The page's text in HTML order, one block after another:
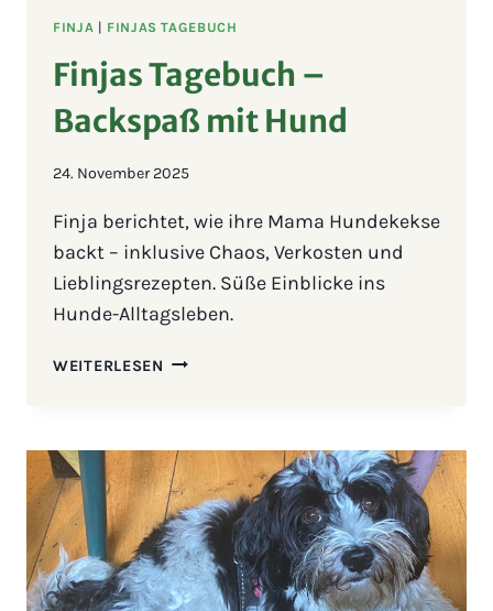
FINJA | FINJAS TAGEBUCH
Finjas Tagebuch –
Backspaß mit Hund
24. November 2025
Finja berichtet, wie ihre Mama Hundekekse
backt – inklusive Chaos, Verkosten und
Lieblingsrezepten. Süße Einblicke ins
Hunde-Alltagsleben.
WEITERLESEN FINJAS
IT H
UND